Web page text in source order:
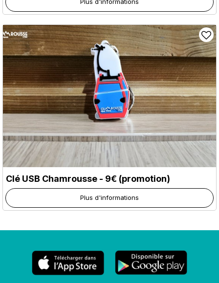
Clé USB Chamrousse - 9€ (promotion)
Plus d'informations